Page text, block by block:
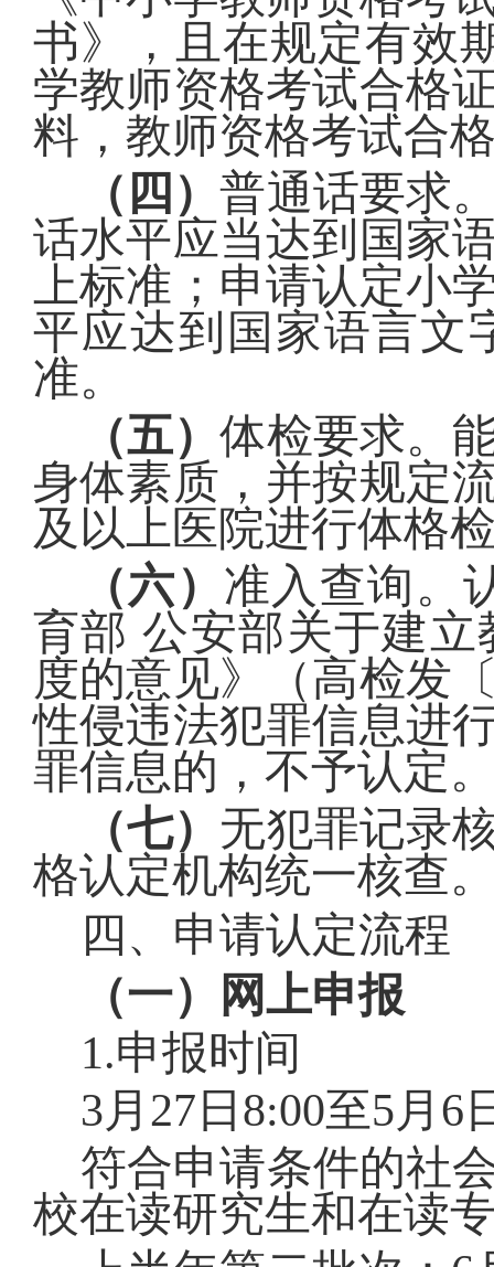
书》，
且在规定有效
学教师资格考试合格
料，教师资格考试合
（四）普通话要求
话水平应当达到国家
上标准；申请认定小
平应达到国家语言文
准。
（五）体检要求。
身体素质，并按规定
及以上医院进行体格
（六） 准入查询。
育部 公安部关于建
度的意见》（高检发
性侵违法犯罪信息进
罪信息的，不予认定
（七） 无犯罪记录
格认定机构统一核查
四、申请认定流程
（一）网上申报
1.申报时间
3月 27 日 8:00至5月 6
符合申请条件的社
校在读研究生和在读